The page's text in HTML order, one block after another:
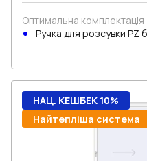
Оптимальна комплектація
Ручкa для розсувки PZ
НАЦ. КЕШБЕК 10%
Найтепліша система